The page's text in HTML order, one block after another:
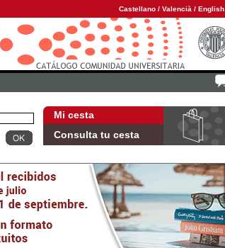
Castellano / Valencià / English
Mi cesta
Consulta tu cesta